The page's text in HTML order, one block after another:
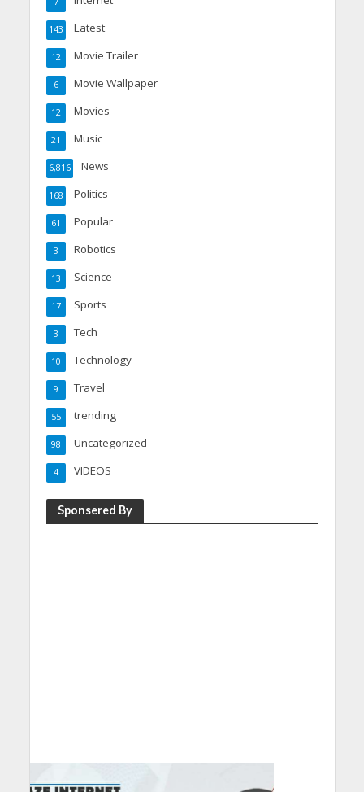
Latest
143
Movie Trailer
12
Movie Wallpaper
6
Movies
12
Music
21
News
6,816
Politics
168
Popular
61
Robotics
3
Science
13
Sports
17
Tech
3
Technology
10
Travel
9
trending
55
Uncategorized
98
VIDEOS
4
Sponsered By